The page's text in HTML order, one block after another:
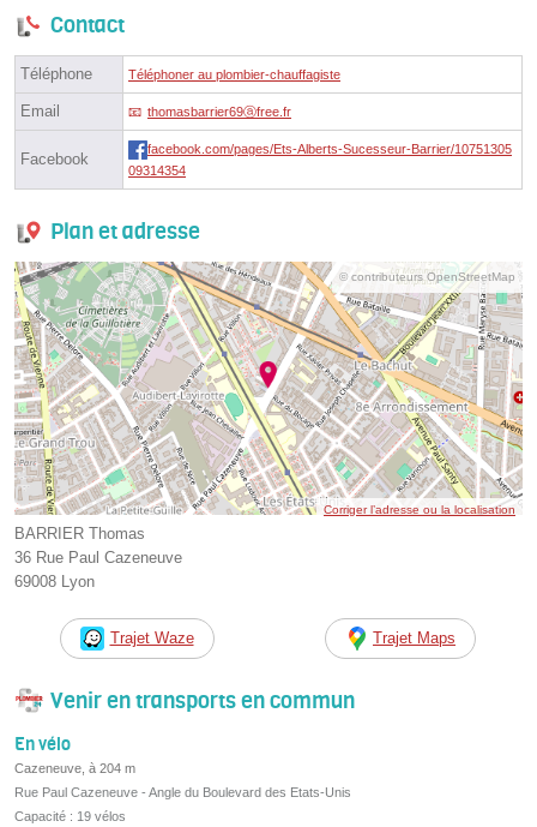
Contact
Téléphone Téléphoner au plombier-chauffagiste
Email thomasbarrier69ⓐfree.fr
Facebook
facebook.com/pages/Ets-Alberts-Sucesseur-Barrier/10751305
09314354
Plan et adresse
© contributeurs OpenStreetMap
Corriger l’adresse ou la localisation
BARRIER Thomas
36 Rue Paul Cazeneuve
69008 Lyon
Trajet Waze Trajet Maps
Venir en transports en commun
En vélo
Cazeneuve, à 204 m
Rue Paul Cazeneuve - Angle du Boulevard des Etats-Unis
Capacité : 19 vélos